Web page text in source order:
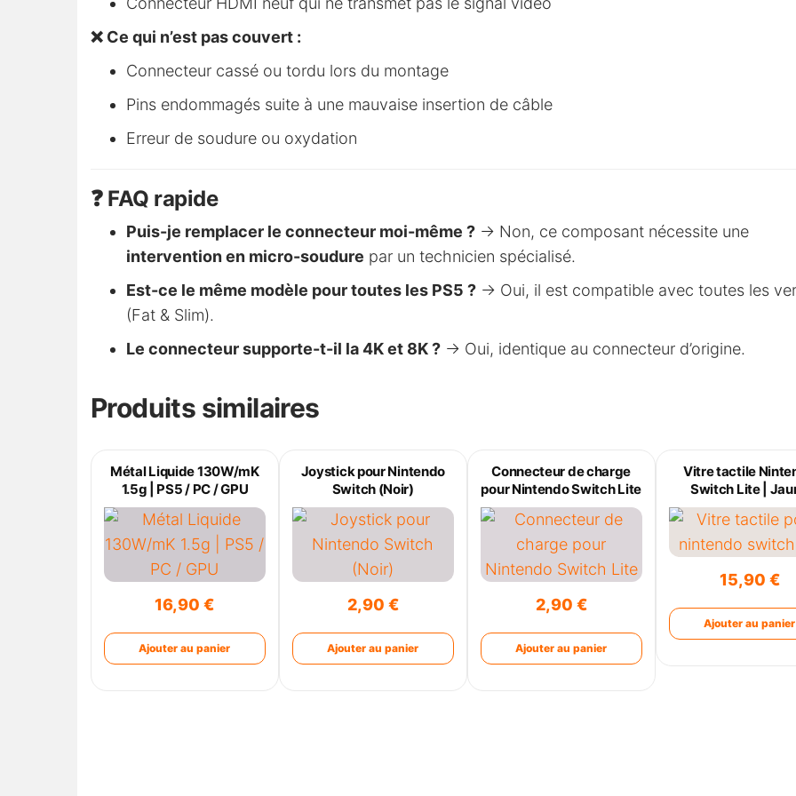
❌ Ce qui n’est pas couvert :
Connecteur cassé ou tordu lors du montage
Pins endommagés suite à une mauvaise insertion de câble
Erreur de soudure ou oxydation
❓ FAQ rapide
Puis-je remplacer le connecteur moi-même ? → Non, ce composant nécessite une
intervention en micro-soudure par un technicien spécialisé.
Est-ce le même modèle pour toutes les PS5 ? → Oui, il est compatible avec toutes les
(Fat & Slim).
Le connecteur supporte-t-il la 4K et 8K ? → Oui, identique au connecteur d’origine.
Produits similaires
Métal Liquide 130W/mK
1.5g | PS5 / PC / GPU
16,90€
Ajouter au panier
Joystick pour Nintendo
Switch (Noir)
2,90 €
Ajouter au panier
Connecteur de charge
pour Nintendo Switch Lite
2,90 €
Ajouter au panier
Vitre tactile
Switch Lite |
15,90 €
Ajouter au panier